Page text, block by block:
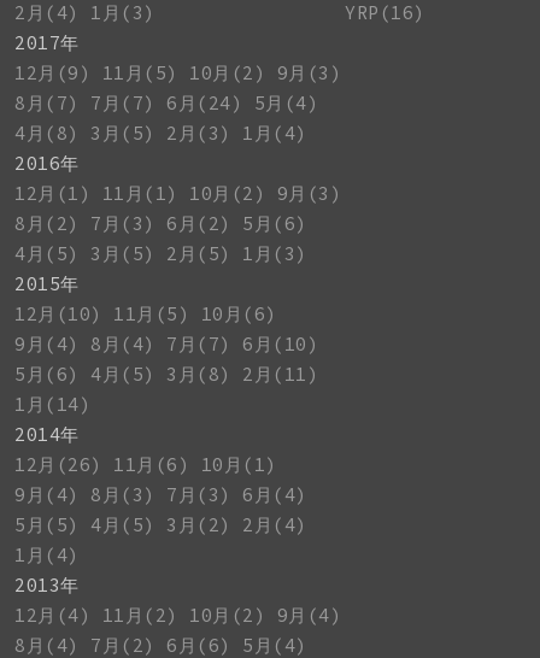
2月(4)
1月(3)
2017年
12月(9)
11月(5) 10月(2)
9月(3)
8月(7)
7月(7) 6月(24)
5月(4)
4月(8)
3月(5) 2月(3)
1月(4)
2016年
12月(1)
11月(1) 10月(2)
9月(3)
8月(2)
7月(3) 6月(2)
5月(6)
4月(5)
3月(5) 2月(5)
1月(3)
2015年
12月(10)
11月(5)
10月(6)
9月(4)
8月(4) 7月(7)
6月(10)
5月(6)
4月(5) 3月(8)
2月(11)
1月(14)
2014年
12月(26)
11月(6)
10月(1)
9月(4)
8月(3) 7月(3)
6月(4)
5月(5)
4月(5) 3月(2)
2月(4)
1月(4)
2013年
12月(4)
11月(2) 10月(2)
9月(4)
8月(4)
7月(2) 6月(6)
5月(4)
YRP(16)